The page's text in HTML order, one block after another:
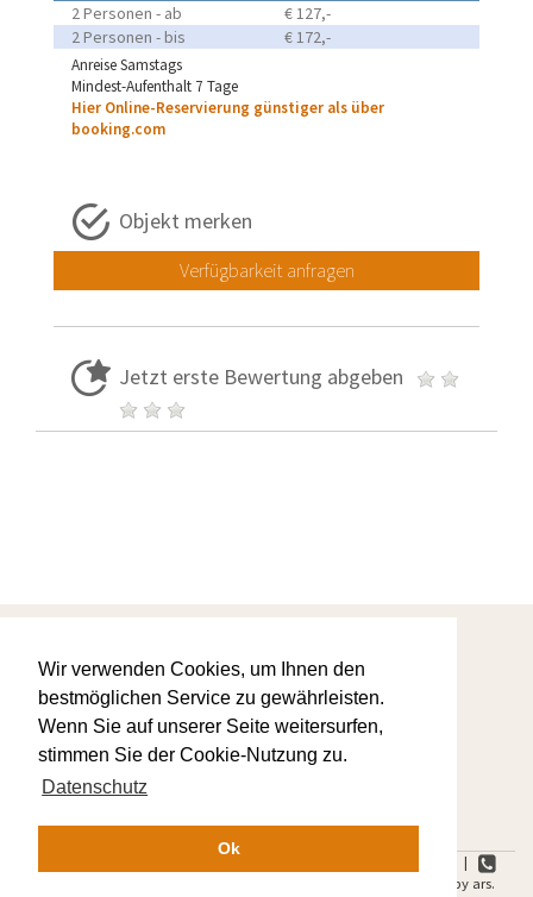
Wir verwenden Cookies, um Ihnen den
bestmöglichen Service zu gewährleisten.
Wenn Sie auf unserer Seite weitersurfen,
stimmen Sie der Cookie-Nutzung zu.
Datenschutz
Ok
2 Personen - ab
€ 127,-
2 Personen - bis
€ 172,-
Anreise Samstags
Mindest-Aufenthalt 7 Tage
Hier Online-Reservierung günstiger als über
booking.com
Objekt merken
Verfügbarkeit anfragen
Jetzt erste Bewertung abgeben
Warum wir
Ihre Favoriten
Kontaktanfrage
Datenschutz
ars.Feriendomizile | Heideweg 11 | 83224 Grassau-Mietenkam |
+49 8641 59 13017 | Copyright © 2016 by ars.